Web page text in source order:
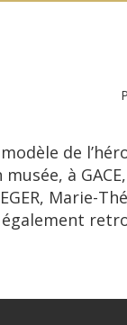
de
musée, à
Marie-